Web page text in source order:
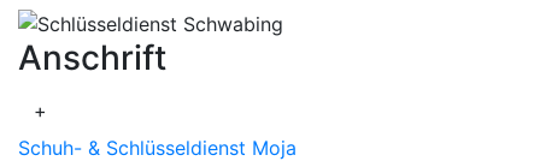
Anschrift
+
Schuh- & Schlüsseldienst Moja